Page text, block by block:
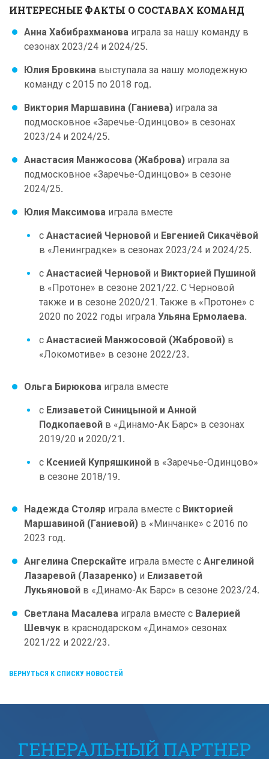
ИНТЕРЕСНЫЕ ФАКТЫ О СОСТАВАХ КОМАНД
Анна Хабибрахманова играла за нашу команду в
сезонах 2023/24 и 2024/25.
Юлия Бровкина выступала за нашу молодежную
команду с 2015 по 2018 год.
Виктория Маршавина (Ганиева) играла за
подмосковное «Заречье-Одинцово» в сезонах
2023/24 и 2024/25.
Анастасия Манжосова (Жаброва) играла за
подмосковное «Заречье-Одинцово» в сезоне
2024/25.
Юлия Максимова играла вместе
с Анастасией Черновой и Евгенией Сикачёвой
в «Ленинградке» в сезонах 2023/24 и 2024/25.
с Анастасией Черновой и Викторией Пушиной
в «Протоне» в сезоне 2021/22. С Черновой
также и в сезоне 2020/21. Также в «Протоне» с
2020 по 2022 годы играла Ульяна Ермолаева.
с Анастасией Манжосовой (Жабровой) в
«Локомотиве» в сезоне 2022/23.
Ольга Бирюкова играла вместе
с Елизаветой Синицыной и Анной
Подкопаевой в «Динамо-Ак Барс» в сезонах
2019/20 и 2020/21.
с Ксенией Купряшкиной в «Заречье-Одинцово»
в сезоне 2018/19.
Надежда Столяр играла вместе с Викторией
Маршавиной (Ганиевой) в «Минчанке» с 2016 по
2023 год.
Ангелина Сперскайте играла вместе с Ангелиной
Лазаревой (Лазаренко) и Елизаветой
Лукьяновой в «Динамо-Ак Барс» в сезоне 2023/24.
Светлана Масалева играла вместе с Валерией
Шевчук в краснодарском «Динамо» сезонах
2021/22 и 2022/23.
ВЕРНУТЬСЯ К СПИСКУ НОВОСТЕЙ
ГЕНЕРАЛЬНЫЙ ПАРТНЕР